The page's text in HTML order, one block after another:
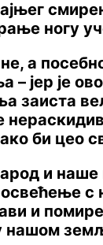
ногу
а
– јер је
заиста
би цео
и наше
с
и
нашом